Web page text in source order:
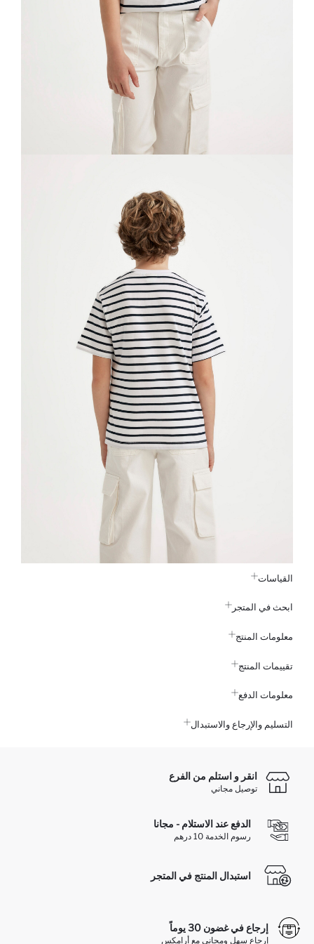
القياسات
ابحث في المتجر
معلومات المنتج
تقييمات المنتج
معلومات الدفع
التسليم والإرجاع والاستبدال
انقر و استلم من الفرع
توصيل مجاني
الدفع عند الاستلام - مجانا
رسوم الخدمة 10 درهم
استبدال المنتج في المتجر
إرجاع في غضون 30 يوماً
إرجاع سهل ومجاني مع أرامكس